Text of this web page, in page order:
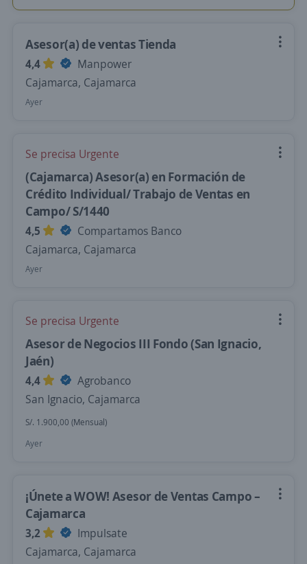
Asesor(a) de ventas Tienda
4,4
Manpower
Cajamarca, Cajamarca
Ayer
Se precisa Urgente
(Cajamarca) Asesor(a) en Formación de
Crédito Individual/ Trabajo de Ventas en
Campo/ S/1440
4,5
Compartamos Banco
Cajamarca, Cajamarca
Ayer
Se precisa Urgente
Asesor de Negocios III Fondo (San Ignacio,
Jaén)
4,4
Agrobanco
San Ignacio, Cajamarca
S/. 1.900,00 (Mensual)
Ayer
¡Únete a WOW! Asesor de Ventas Campo –
Cajamarca
3,2
Impulsate
Cajamarca, Cajamarca